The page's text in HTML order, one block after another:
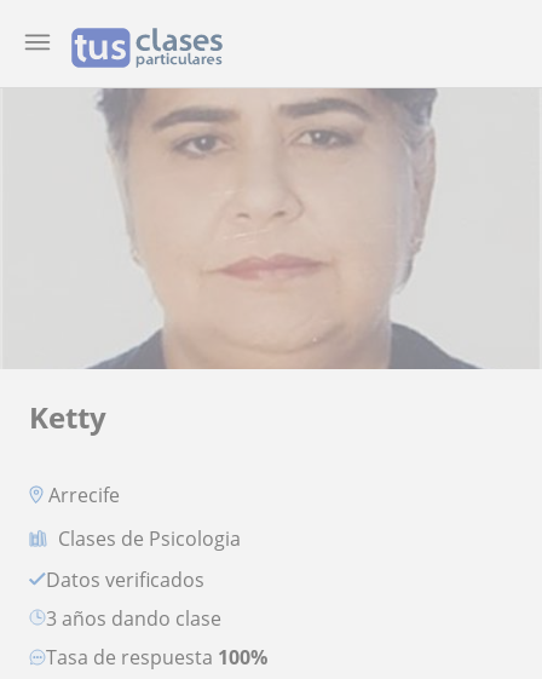
Ketty
Arrecife
Clases de Psicologia
Datos verificados
3 años dando clase
Tasa de respuesta 100%